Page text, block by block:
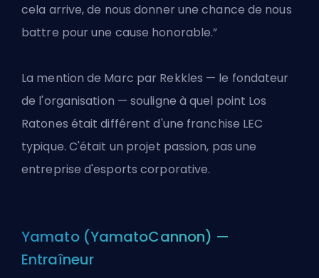
cela arrive, de nous donner une chance de nous
battre pour une cause honorable.”
La mention de Marc par Rekkles — le fondateur
de l'organisation — souligne à quel point Los
Ratones était différent d'une franchise LEC
typique. C'était un projet passion, pas une
entreprise d'esports corporative.
Yamato (YamatoCannon) —
Entraîneur